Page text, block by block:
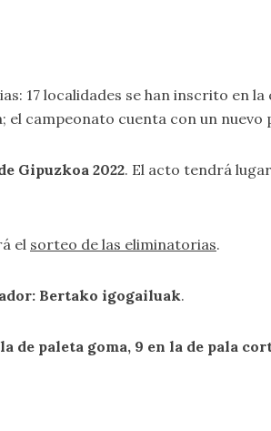
17 localidades se han inscrito en
el campeonato cuenta con un nuevo
Gipuzkoa 2022. El acto tendrá
el sorteo de las eliminatorias.
Bertako igogailuak.
paleta goma, 9 en la de pala